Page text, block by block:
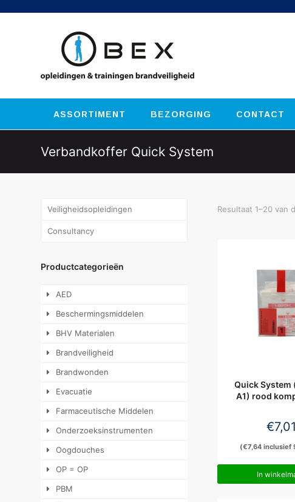
ASSORTIMENT BEZORGING CONTACT
Verbandkoffer Quick System
Resultaat 1–20
Quick System
A1) rood
€7,01
(€7,64inclusief
In
Veiligheidsopleidingen
Consultancy
Productcategorieën
AED
Beschermingsmiddelen
BHV Materialen
Brandveiligheid
Brandwonden
Evacuatie
Farmaceutische Middelen
Onderzoeksinstrumenten
Oogdouches
OP = OP
PBM